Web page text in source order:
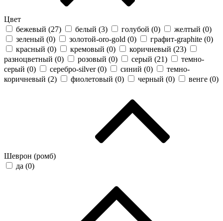
Цвет
бежевый (27) белый (3) голубой (0) желтый (0)
зеленый (0) золотой-oro-gold (0) графит-graphite (0)
красный (0) кремовый (0) коричневый (23)
разноцветный (0) розовый (0) серый (21)
темно-
серый (0) серебро-silver (0) синий (0)
темно-
коричневый (2) фиолетовый (0) черный (0) венге (0)
Шеврон (ромб)
да (0)